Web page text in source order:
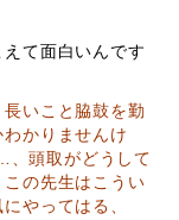
て面白いんです
いこと脇鼓を勤
かりませんけ
、頭取がどうして
の先生はこうい
やってはる、